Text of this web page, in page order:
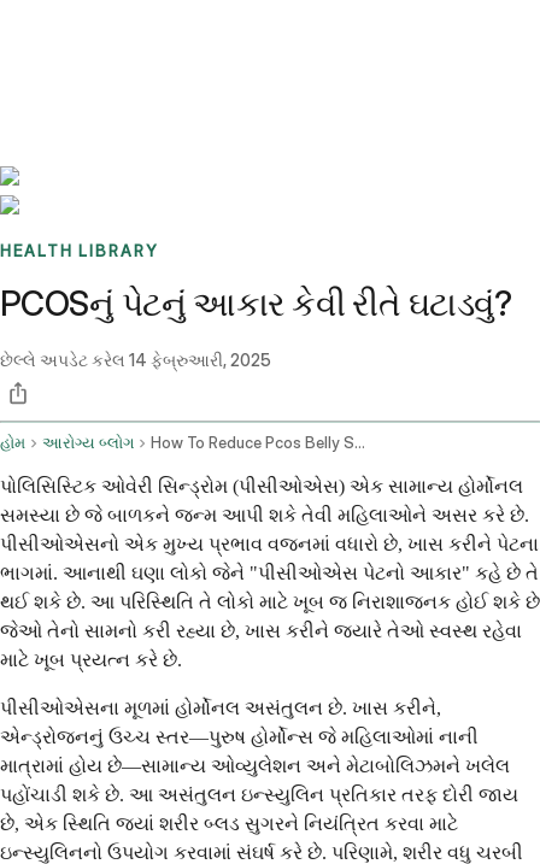
HEALTH LIBRARY
PCOSનું પેટનું આકાર કેવી રીતે ઘટાડવું?
છેલ્લે અપડેટ કરેલ 14 ફેબ્રુઆરી, 2025
હોમ આરોગ્ય બ્લોગ How To Reduce Pcos Belly Shape
પોલિસિસ્ટિક ઓવેરી સિન્ડ્રોમ (પીસીઓએસ) એક સામાન્ય હોર્મોનલ
સમસ્યા છે જે બાળકને જન્મ આપી શકે તેવી મહિલાઓને અસર કરે છે.
પીસીઓએસનો એક મુખ્ય પ્રભાવ વજનમાં વધારો છે, ખાસ કરીને પેટના
ભાગમાં. આનાથી ઘણા લોકો જેને "પીસીઓએસ પેટનો આકાર" કહે છે તે
થઈ શકે છે. આ પરિસ્થિતિ તે લોકો માટે ખૂબ જ નિરાશાજનક હોઈ શકે છે
જેઓ તેનો સામનો કરી રહ્યા છે, ખાસ કરીને જ્યારે તેઓ સ્વસ્થ રહેવા
માટે ખૂબ પ્રયત્ન કરે છે.
પીસીઓએસના મૂળમાં હોર્મોનલ અસંતુલન છે. ખાસ કરીને,
એન્ડ્રોજનનું ઉચ્ચ સ્તર—પુરુષ હોર્મોન્સ જે મહિલાઓમાં નાની
માત્રામાં હોય છે—સામાન્ય ઓવ્યુલેશન અને મેટાબોલિઝમને ખલેલ
પહોંચાડી શકે છે. આ અસંતુલન ઇન્સ્યુલિન પ્રતિકાર તરફ દોરી જાય
છે, એક સ્થિતિ જ્યાં શરીર બ્લડ સુગરને નિયંત્રિત કરવા માટે
ઇન્સ્યુલિનનો ઉપયોગ કરવામાં સંઘર્ષ કરે છે. પરિણામે, શરીર વધુ ચરબી